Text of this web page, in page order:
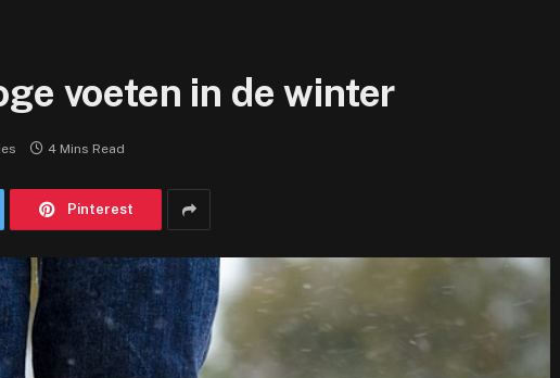
voeten in de winter
4 Mins Read
Pinterest